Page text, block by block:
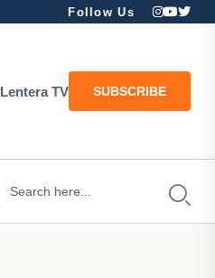
Follow Us
Lentera TV SUBSCRIBE